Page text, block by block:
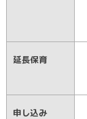
延長保育
申し込み